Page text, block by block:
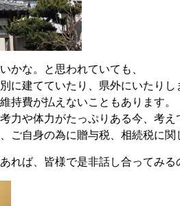
かな。と思われていても、
に建てていたり、県外にいたりし
持費が払えないこともあります。
力や体力がたっぷりある今、考え
ご自身の為に贈与税、相続税に関
れば、皆様で是非話し合ってみる